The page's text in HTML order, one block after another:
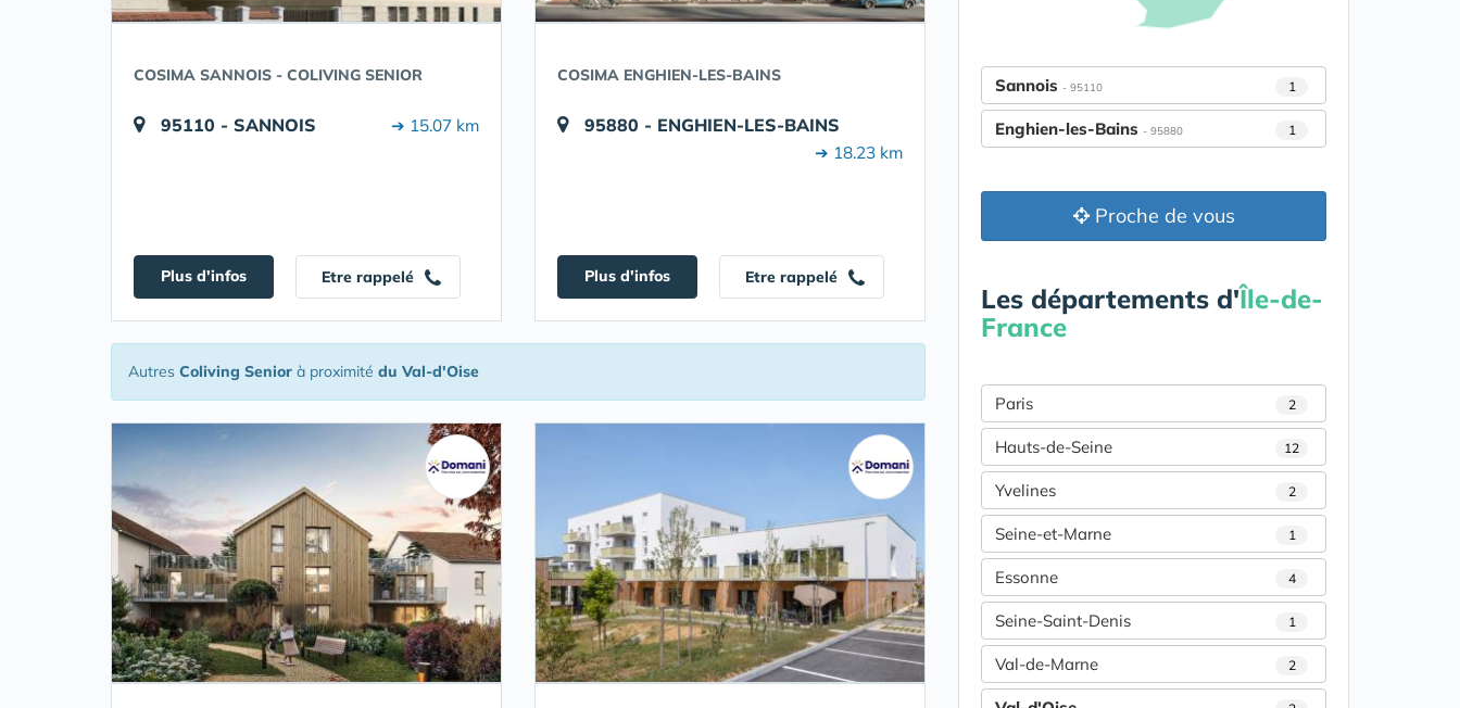
COSIMA SANNOIS - COLIVING SENIOR
95110 - SANNOIS ➔ 15.07 km
Plus d'infos Etre rappelé
COSIMA ENGHIEN-LES-BAINS
95880 - ENGHIEN-LES-BAINS
➔ 18.23 km
Plus d'infos Etre rappelé
Autres Coliving Senior à proximité du Val-d'Oise
Sannois - 95110 1
Enghien-les-Bains - 95880 1
Proche de vous
Les départements d'Île-de-
France
Paris 2
Hauts-de-Seine 12
Yvelines 2
Seine-et-Marne 1
Essonne 4
Seine-Saint-Denis 1
Val-de-Marne 2